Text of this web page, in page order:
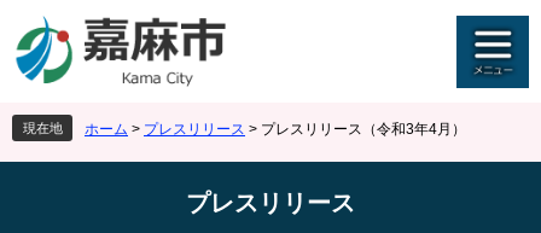
ジ
先
頭
で
ュ
を
飛
ば
現在地 ホーム > プレスリリース > プレスリリース（令和3年4月）
プレスリリース